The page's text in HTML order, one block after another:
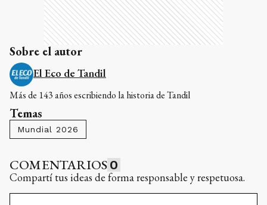
Sobre el autor
El Eco de Tandil
Más de 143 años escribiendo la historia de Tandil
Temas
Mundial 2026
COMENTARIOS 0
Compartí tus ideas de forma responsable y respetuosa.